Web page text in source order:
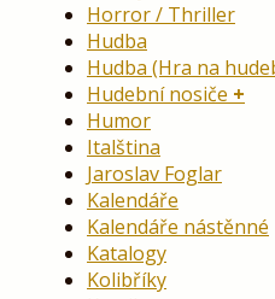
Horror / Thriller
Hudba
Hudba (Hra na
Hudební nosiče
Humor
Italština
Jaroslav Foglar
Kalendáře
Kalendáře nástěnné
Katalogy
Kolibříky